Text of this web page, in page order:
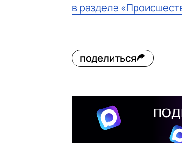
в разделе
поделиться